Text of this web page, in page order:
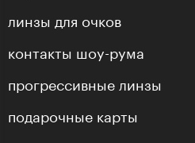
линзы для очков
контакты шоу-рума
прогрессивные линзы
подарочные карты